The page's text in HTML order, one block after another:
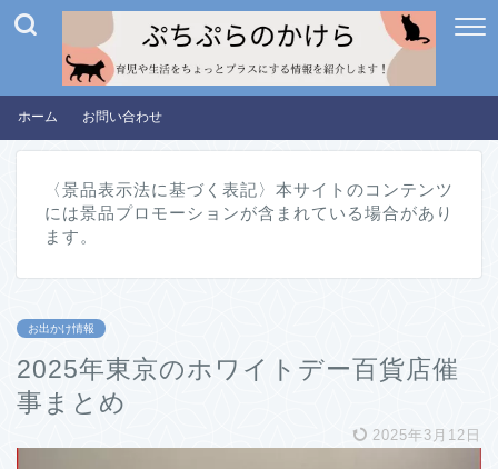
ホーム お問い合わせ
〈景品表示法に基づく表記〉本サイトのコンテンツ
には景品プロモーションが含まれている場合があり
ます。
お出かけ情報
2025年東京のホワイトデー百貨店催
事まとめ
2025年3月12日